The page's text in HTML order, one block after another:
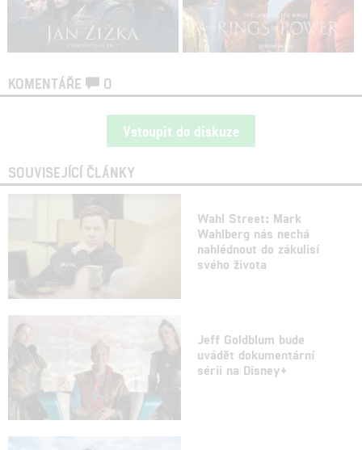
KOMENTÁŘE 0
Vstoupit do diskuze
SOUVISEJÍCÍ ČLÁNKY
Wahl Street: Mark
Wahlberg nás nechá
nahlédnout do zákulisí
svého života
Jeff Goldblum bude
uvádět dokumentární
sérii na Disney+